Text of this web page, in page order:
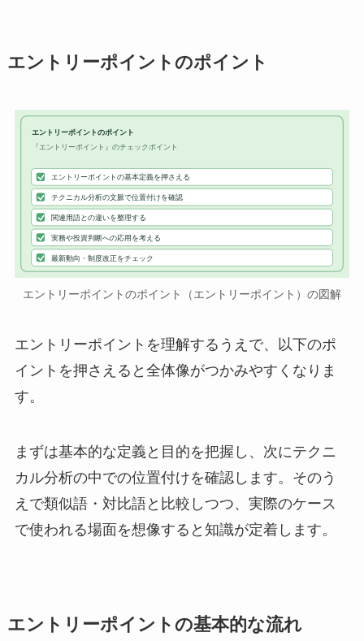
エントリーポイントのポイント
エントリーポイントのポイント
『エントリーポイント』のチェックポイント
エントリーポイントの基本定義を押さえる
テクニカル分析の文脈で位置付けを確認
関連用語との違いを整理する
実務や投資判断への応用を考える
最新動向・制度改正をチェック
エントリーポイントのポイント（エントリーポイント）の図解
エントリーポイントを理解するうえで、以下のポ
イントを押さえると全体像がつかみやすくなりま
す。
まずは基本的な定義と目的を把握し、次にテクニ
カル分析の中での位置付けを確認します。そのう
えで類似語・対比語と比較しつつ、実際のケース
で使われる場面を想像すると知識が定着します。
エントリーポイントの基本的な流れ